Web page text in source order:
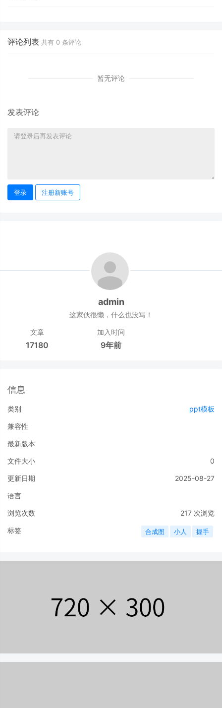
评论列表 共有 0 条评论
暂无评论
发表评论
登录 注册新账号
admin
这家伙很懒，什么也没写！
文章
17180
加入时间
9年前
信息
类别 ppt模板
兼容性
最新版本
文件大小 0
更新日期 2025-08-27
语言
浏览次数 217次浏览
标签 合成图 小人 握手